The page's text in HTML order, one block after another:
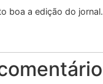
boa a edição do jornal.